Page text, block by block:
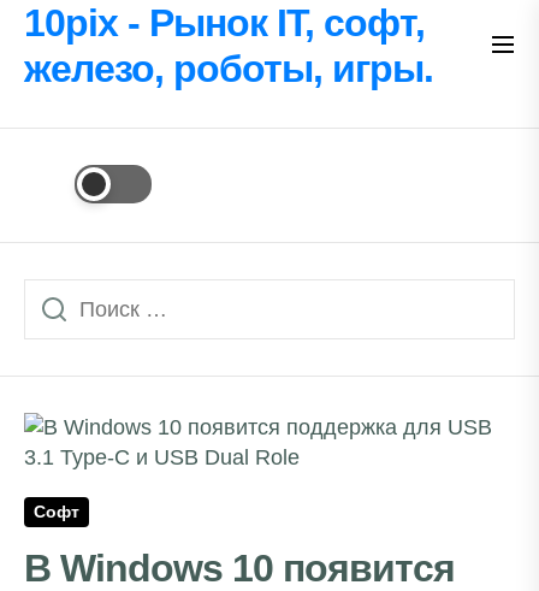
Перейти
содержимому
10pix - Рынок IT, софт,
железо, роботы, игры.
Софт
В Windows 10 появится